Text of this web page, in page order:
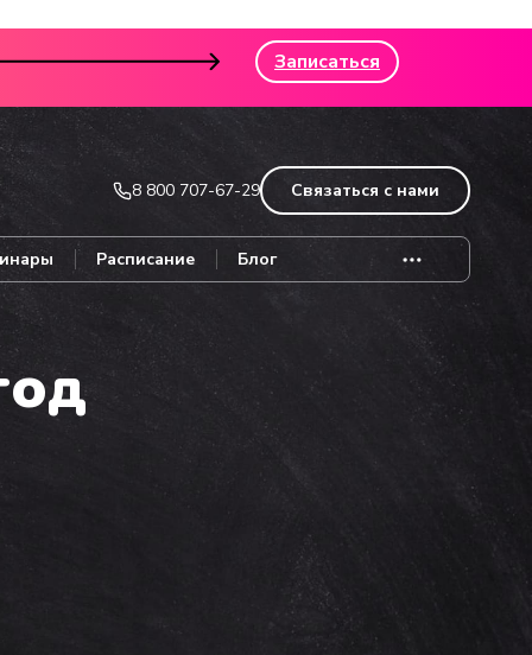
Записаться
8 800 707-67-29 Связаться с нами
Расписание Блог